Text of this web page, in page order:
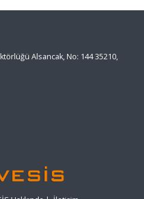
Alsancak, No: 144 35210,